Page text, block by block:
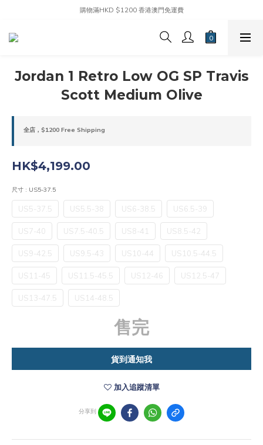
購物滿HKD $1200 香港澳門免運費
Jordan 1 Retro Low OG SP Travis
Scott Medium Olive
全店，$1200 Free Shipping
HK$4,199.00
尺寸 : US5-37.5
US5-37.5 US5.5-38 US6-38.5 US6.5-39
US7-40 US7.5-40.5 US8-41 US8.5-42
US9-42.5 US9.5-43 US10-44 US10.5-44.5
US11-45 US11.5-45.5 US12-46 US12.5-47
US13-47.5 US14-48.5
售完
貨到通知我
加入追蹤清單
分享到